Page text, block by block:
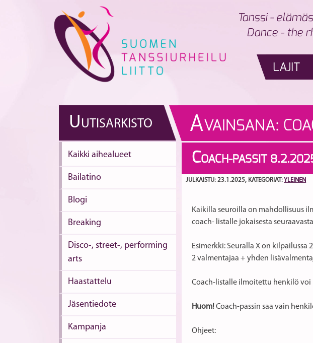
Tanssi -
Dance - the
LAJIT
UUTISARKISTO
Kaikki aihealueet
Bailatino
Blogi
Breaking
Disco-, street-, performing
arts
Haastattelu
Jäsentiedote
Kampanja
AVAINSANA:
COACH-PASSIT
JULKAISTU: 23.1.2025, KATEGORIAT:YLEINEN
Kaikilla seuroilla on mahdollisuus
coach- listalle jokaisesta
Esimerkki: Seuralla X on kilpailussa
2 valmentajaa + yhden
Coach-listalle ilmoitettu henkilö
Huom!Coach-passin saa vain
Ohjeet: